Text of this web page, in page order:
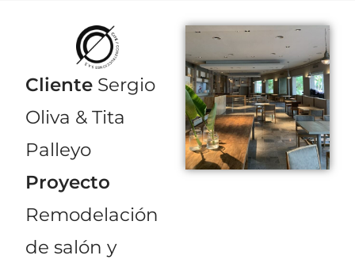
Cliente Sergio
Oliva & Tita
Palleyo
Proyecto
Remodelación
de salón y